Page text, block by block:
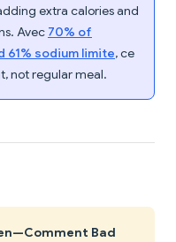
extra calories and
Avec 70% of
sodium limite, ce
not regular meal.
Bad